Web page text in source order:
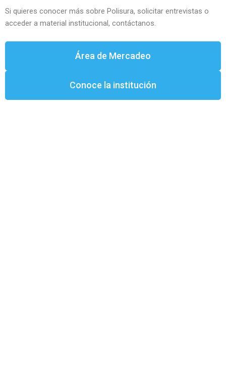
Si quieres conocer más sobre Polisura, solicitar entrevistas o
acceder a material institucional, contáctanos.
Área de Mercadeo
Conoce la institución